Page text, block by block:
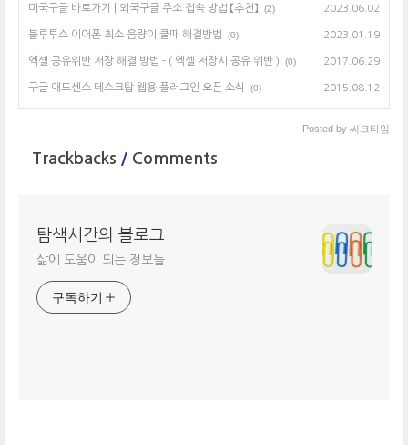
미국구글 바로가기 | 외국구글 주소 접속 방법 【추천】 (2) 2023.06.02
블루투스 이어폰 최소 음량이 클때 해결방법 (0) 2023.01.19
엑셀 공유위반 저장 해결 방법 - ( 엑셀 저장시 공유 위반 ) (0) 2017.06.29
구글 애드센스 데스크탑 웹용 플러그인 오픈 소식 (0) 2015.08.12
Posted by 씨크타임
Trackbacks / Comments
탐색시간의 블로그
삶에 도움이 되는 정보들
구독하기